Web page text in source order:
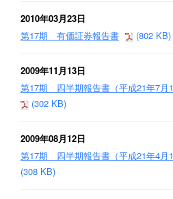
2010年03月23日
第17期 有価証券報告書
(802 KB)
2009年11月13日
第17期 四半期報告書（平成21年7月1
(302 KB)
2009年08月12日
第17期 四半期報告書（平成21年4月1
(308 KB)